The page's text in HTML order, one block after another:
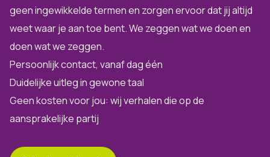
geen ingewikkelde termen en zorgen ervoor dat jij altijd
weet waar je aan toe bent. We zeggen wat we doen en
doen wat we zeggen.
Persoonlijk contact, vanaf dag één
Duidelijke uitleg in gewone taal
Geen kosten voor jou: wij verhalen die op de
aansprakelijke partij